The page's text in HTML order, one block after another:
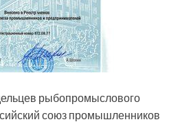
рыбопромыслового
союз промышленников